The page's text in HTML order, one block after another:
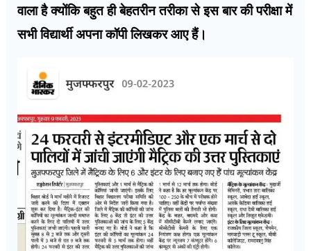
वाला है क्योंकि बहुत ही बेहतरीन तरीका से इस बार की परीक्षा में
सभी विद्यार्थी अपना कॉपी लिखकर आए हैं।